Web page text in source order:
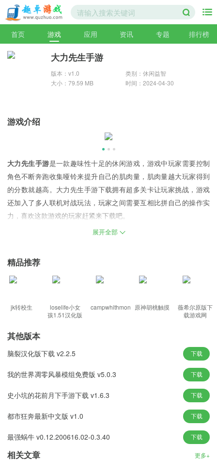
首页 游戏 应用 资讯 专题 排行榜
大力先生手游
版本：v1.0
类别：休闲益智
大小：79.59 MB
时间：2024-04-30
游戏介绍
大力先生手游是一款趣味性十足的休闲游戏，游戏中玩家需要控制
角色不断奔跑收集哑铃来提升自己的肌肉量，肌肉量越大玩家得到
的分数就越高。大力先生手游下载拥有超多关卡让玩家挑战，游戏
还加入了多人联机对战玩法，玩家之间需要互相比拼自己的操作实
力，喜欢这款游戏的玩家赶紧来下载吧。
吧。
你可以随时完成更多精彩的PK战斗，扫除沿途的陷阱和障碍。
临其境的感觉。
每一次提出的挑战都有精彩的表现，多样的场景给游戏带来很多乐
趣。
有很多有趣的挑战，而且每个关卡的内容都不同，非常神奇又好
玩。
你将在这里进行操作，难度会大大提高，游戏中添加了许多跑酷系
统。
玩家在这里将能够获得非常特别的肌肉跑酷体验，还有各种新内容
等待你体验。
想跑多少就跑多少，遇到敌人就用你的大肌肉干掉他，这是非常令
展开全部
精品推荐
jk转校生
loselife小女
孩1.51汉化版
campwhithmon 原神胡桃触摸
薇希尔原版下
载游戏网
其他版本
脑裂汉化版下载 v2.2.5 下载
我的世界凋零风暴模组免费版 v5.0.3 下载
史小坑的花前月下手游下载 v1.6.3 下载
都市狂奔最新中文版 v1.0 下载
最强蜗牛 v0.12.200616.02-0.3.40 下载
相关文章 更多+